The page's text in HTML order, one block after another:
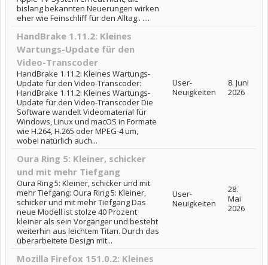
bislang bekannten Neuerungen wirken
eher wie Feinschliff für den Alltag.. ....
HandBrake 1.11.2: Kleines
Wartungs-Update für den
Video-Transcoder
HandBrake 1.11.2: Kleines Wartungs-
Update für den Video-Transcoder:
HandBrake 1.11.2: Kleines Wartungs-
Update für den Video-Transcoder Die
Software wandelt Videomaterial für
Windows, Linux und macOS in Formate
wie H.264, H.265 oder MPEG-4 um,
wobei natürlich auch...
User-
Neuigkeiten
8. Juni
2026
Oura Ring 5: Kleiner, schicker
und mit mehr Tiefgang
Oura Ring 5: Kleiner, schicker und mit
mehr Tiefgang: Oura Ring 5: Kleiner,
schicker und mit mehr Tiefgang Das
neue Modell ist stolze 40 Prozent
kleiner als sein Vorgänger und besteht
weiterhin aus leichtem Titan. Durch das
überarbeitete Design mit...
User-
Neuigkeiten
28.
Mai
2026
Mozilla Firefox 151.0.2: Kleines